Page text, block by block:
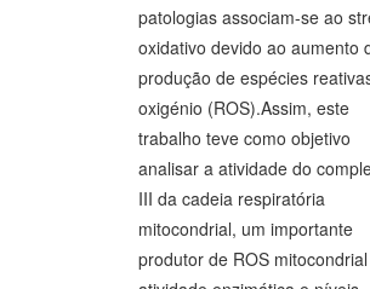
patologias associam-se ao
oxidativo devido ao aumento
produção de espécies
oxigénio (ROS).Assim, este
trabalho teve como objetivo
analisar a atividade do
III da cadeia respiratória
mitocondrial, um importante
produtor de ROS